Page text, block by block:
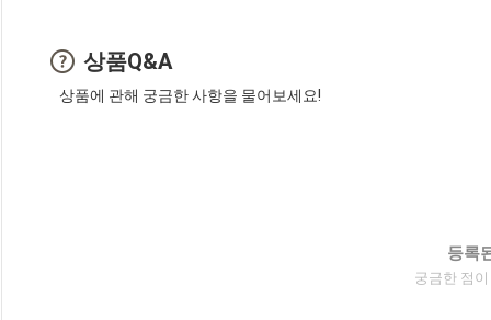
상품Q&A
상품에 관해 궁금한 사항을 물어보세요!
등록
궁금한 점